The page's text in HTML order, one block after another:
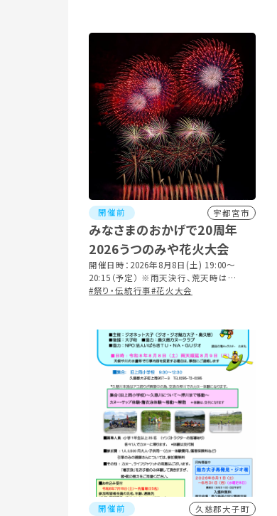
開催前 宇都宮市
みなさまのおかげで20周年
2026うつのみや花火大会
開催日時：2026年8月8日(土) 19:00～
20:15（予定） ※雨天決行、荒天時は
8/9（日）に順延
#祭り・伝統行事#花火大会
開催前 久慈郡大子町